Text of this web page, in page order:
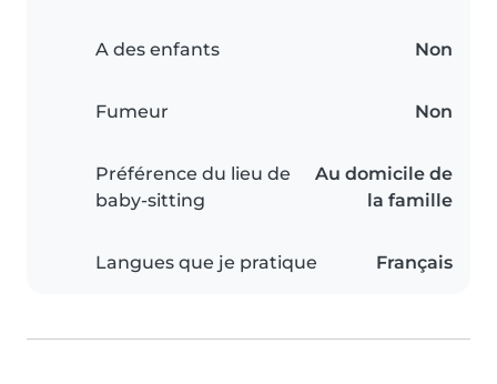
A des enfants Non
Fumeur Non
Préférence du lieu de
baby-sitting
Au domicile de
la famille
Langues que je pratique Français